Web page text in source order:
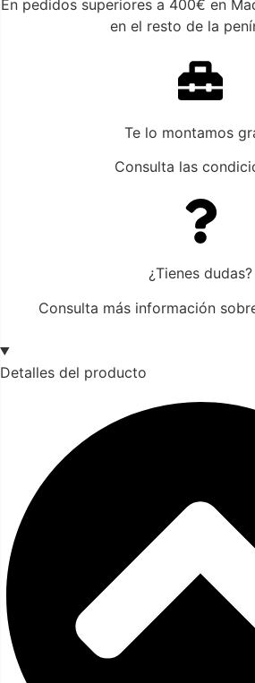
pensado para elevar tu bienestar y
momentos de descanso.
En pedidos superiores a 400€ en
en el resto de la
Te lo montamos
Consulta las
¿Tienes dudas?
Consulta más información
Detalles del producto